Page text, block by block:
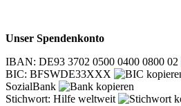
Unser Spendenkonto
IBAN: DE93 3702 0500 0400 0800 02
BIC: BFSWDE33XXX
SozialBank
Stichwort: Hilfe weltweit